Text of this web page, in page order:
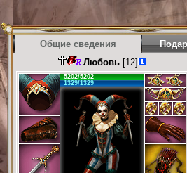
Общие сведения
Любовь [12]
5202/5202
1329/1329